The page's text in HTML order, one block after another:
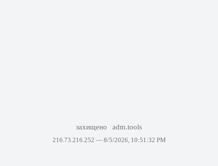
захищено adm.tools
216.73.216.252 — 8/5/2026, 10:51:32 PM